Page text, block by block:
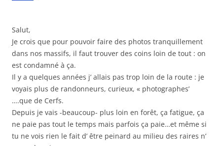
Salut,
Je crois que pour pouvoir faire des photos tranquillement
dans nos massifs, il faut trouver des coins loin de tout : on
est condamné à ça.
Il y a quelques années j’ allais pas trop loin de la route : je
voyais plus de randonneurs, curieux, « photographes’
….que de Cerfs.
Depuis je vais -beaucoup- plus loin en forêt, ça fatigue, ça
ne paie pas tout le temps mais parfois ça paie…et même si
tu ne vois rien le fait d’ être peinard au milieu des raires n’